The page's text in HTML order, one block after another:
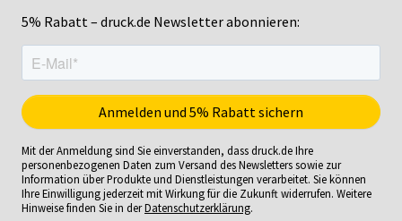
5% Rabatt – druck.de Newsletter abonnieren:
Mit der Anmeldung sind Sie einverstanden, dass druck.de Ihre
personenbezogenen Daten zum Versand des Newsletters sowie zur
Information über Produkte und Dienstleistungen verarbeitet. Sie können
Ihre Einwilligung jederzeit mit Wirkung für die Zukunft widerrufen. Weitere
Hinweise finden Sie in derDatenschutzerklärung.